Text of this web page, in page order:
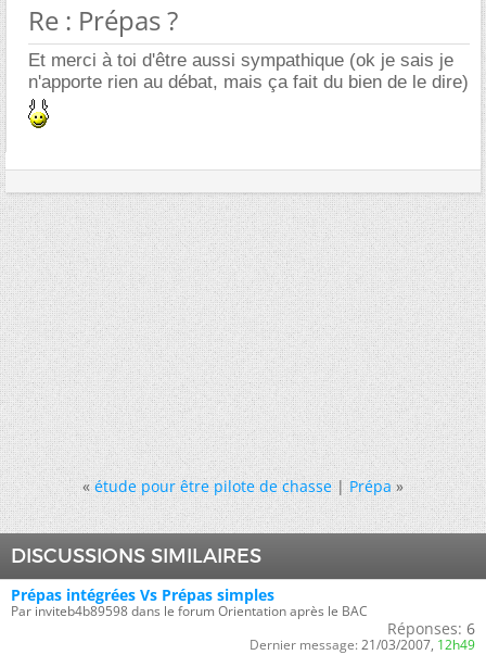
Re : Prépas ?
Et merci à toi d'être aussi sympathique (ok je sais je
n'apporte rien au débat, mais ça fait du bien de le dire)
« étude pour être pilote de chasse|Prépa »
DISCUSSIONS SIMILAIRES
Prépas intégrées Vs Prépas simples
Par inviteb4b89598 dans le forum Orientation après le BAC
Réponses: 6
Dernier message: 21/03/2007, 12h49